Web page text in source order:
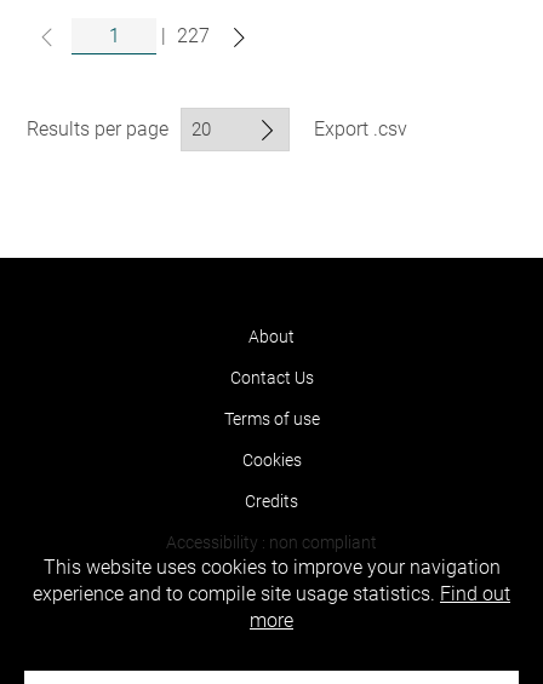
| 227
Results per page Export .csv
About
Contact Us
Terms of use
Cookies
Credits
Accessibility : non compliant
This website uses cookies to improve your navigation
experience and to compile site usage statistics. Find out
more